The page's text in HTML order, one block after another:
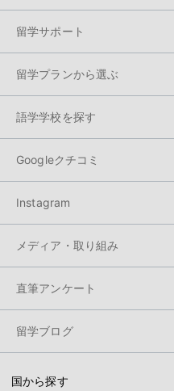
留学サポート
留学プランから選ぶ
語学学校を探す
Googleクチコミ
Instagram
メディア・取り組み
直筆アンケート
留学ブログ
国から探す